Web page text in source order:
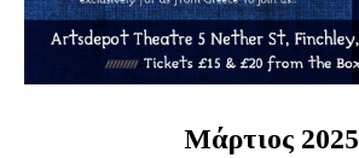
Μάρτιος 2025